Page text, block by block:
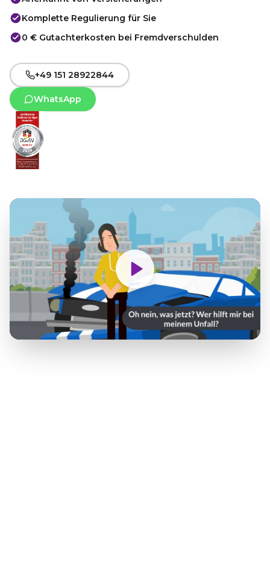
Komplette Regulierung für Sie
0 € Gutachterkosten bei Fremdverschulden
+49 151 28922844
WhatsApp